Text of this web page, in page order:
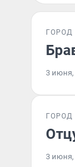
ГОРОД
3 июня,
ГОРОД
3 июня,